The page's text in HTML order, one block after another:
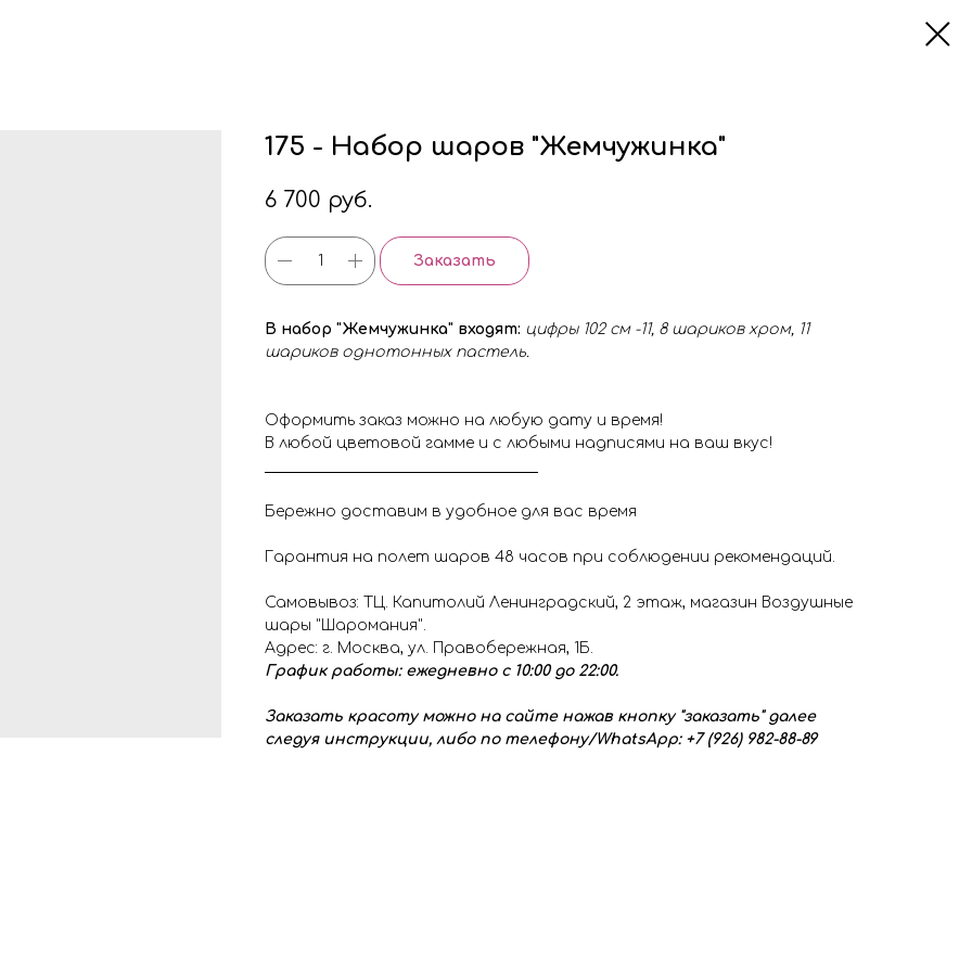
175 - Набор шаров "Жемчужинка"
6 700 руб.
Заказать
В набор "Жемчужинка" входят: цифры 102 см -11, 8 шариков хром, 11
шариков однотонных пастель.
Оформить заказ можно на любую дату и время!
В любой цветовой гамме и с любыми надписями на ваш вкус!
Бережно доставим в удобное для вас время
Гарантия на полет шаров 48 часов при соблюдении рекомендаций.
Самовывоз: ТЦ. Капитолий Ленинградский, 2 этаж, магазин Воздушные
шары "Шаромания".
Адрес: г. Москва, ул. Правобережная, 1Б.
График работы: ежедневно с 10:00 до 22:00.
Заказать красоту можно на сайте нажав кнопку "заказать" далее
следуя инструкции, либо по телефону/WhatsApp: +7 (926) 982-88-89